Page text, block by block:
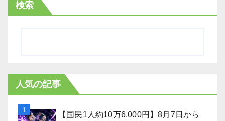
検索
人気の記事
【国民1人約10万6,000円】8月7日から